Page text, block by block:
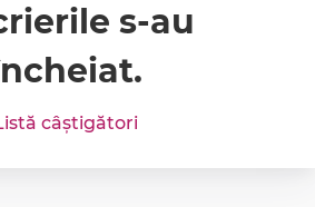
s-au
câștigători